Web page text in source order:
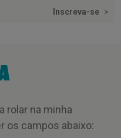
Inscreva-se >
rolar na minha
os campos abaixo: